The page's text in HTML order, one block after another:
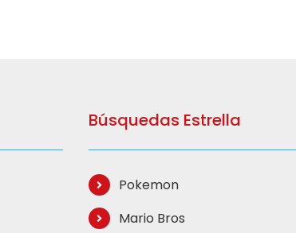
Búsquedas Estrella
Pokemon
Mario Bros